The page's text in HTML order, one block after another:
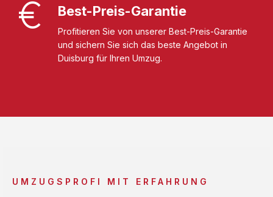
Best-Preis-Garantie
Profitieren Sie von unserer Best-Preis-Garantie
und sichern Sie sich das beste Angebot in
Duisburg für Ihren Umzug.
UMZUGSPROFI MIT ERFAHRUNG